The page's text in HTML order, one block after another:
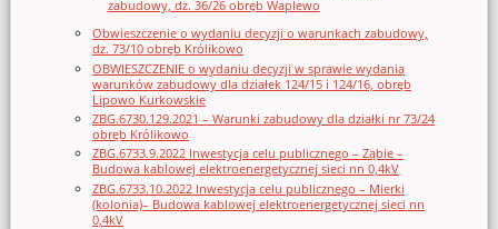
zabudowy, dz. 36/26 obręb Waplewo
Obwieszczenie o wydaniu decyzji o warunkach zabudowy,
dz. 73/10 obręb Królikowo
OBWIESZCZENIE o wydaniu decyzji w sprawie wydania
warunków zabudowy dla działek 124/15 i 124/16, obręb
Lipowo Kurkowskie
ZBG.6730.129.2021 – Warunki zabudowy dla działki nr 73/24
obręb Królikowo
ZBG.6733.9.2022 Inwestycja celu publicznego – Ząbie –
Budowa kablowej elektroenergetycznej sieci nn 0,4kV
ZBG.6733.10.2022 Inwestycja celu publicznego – Mierki
(kolonia)– Budowa kablowej elektroenergetycznej sieci nn
0,4kV